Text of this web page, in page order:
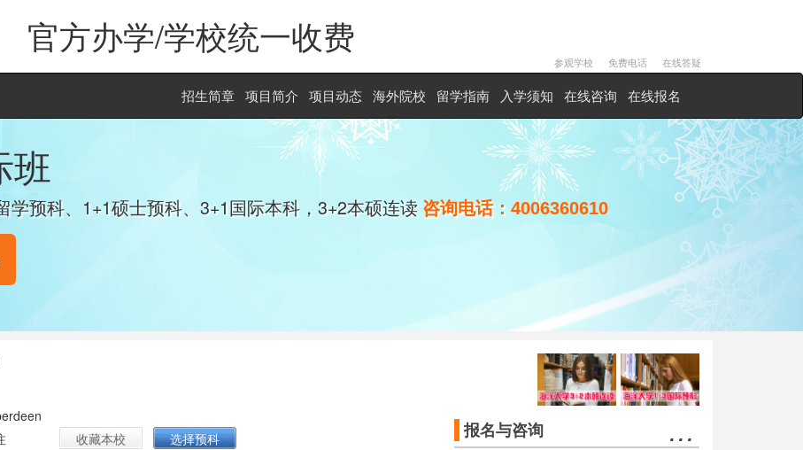
官方办学/学校统一收费
在线答疑
免费电话
参观学校
招生简章 项目简介 项目动态 海外院校 留学指南 入学须知 在线咨询 在线报名
班
预科、1+1硕士预科、3+1国际本科，3+2本硕连读 咨询电话： 4006360610
报名与咨询 …
收藏本校
选择预科